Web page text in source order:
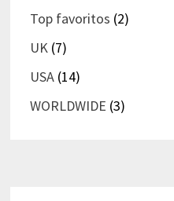
Top favoritos (2)
UK(7)
USA(14)
WORLDWIDE (3)